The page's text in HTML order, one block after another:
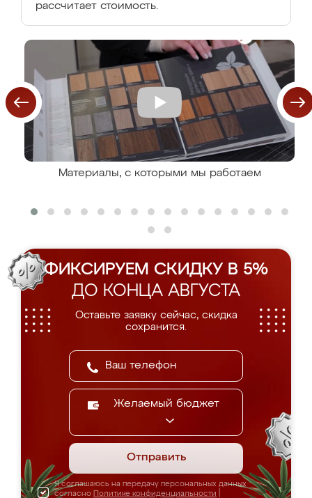
рассчитает стоимость.
Материалы, с которыми мы работаем
ФИКСИРУЕМ СКИДКУ В 5%
ДО КОНЦА АВГУСТА
Оставьте заявку сейчас, скидка
сохранится.
Желаемый бюджет
Отправить
Я соглашаюсь на передачу персональных данных
согласно Политике конфиденциальности